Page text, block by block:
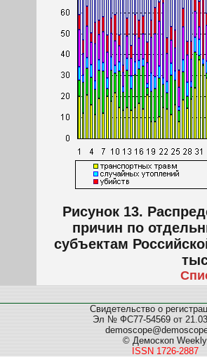
Рисунок 13.
причин по
субъектам
Свидетельство о
Эл № ФС77-54569 от
© Демоскоп Weekly
ISSN 1726-2887